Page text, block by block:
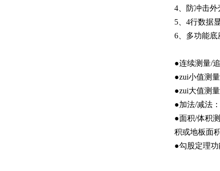
4、防冲击
5、4行数据
6、多功能
●连续测量/
●zui小值测
●zui大值测
●加法/减法
●面积/体积
积或地板面
●勾股定理